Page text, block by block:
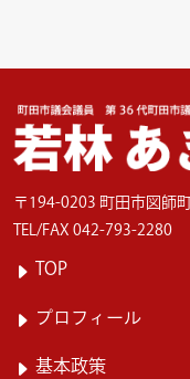
〒194-0203 町田市図師
TEL/FAX 042-793-2280
TOP
プロフィール
基本政策